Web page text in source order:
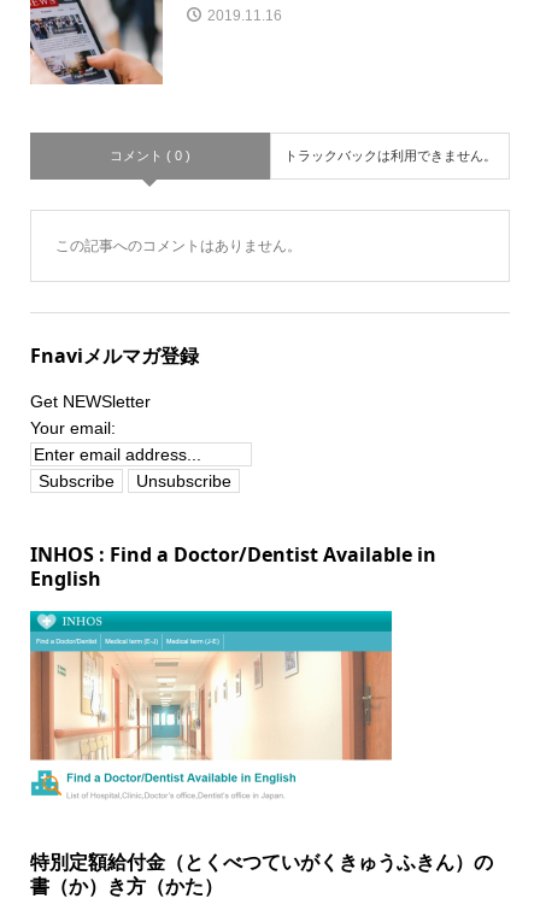
2019.11.16
コメント ( 0 ) トラックバックは利用できません。
この記事へのコメントはありません。
Fnaviメルマガ登録
Get NEWSletter
Your email:
INHOS : Find a Doctor/Dentist Available in
English
特別定額給付金（とくべつていがくきゅうふきん）の
書（か）き方（かた）